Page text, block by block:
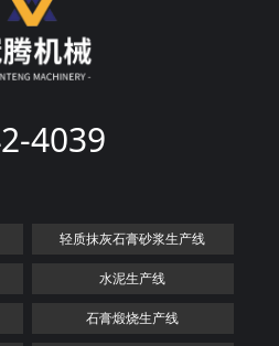
4039
轻质抹灰石膏砂浆生产线
水泥生产线
石膏煅烧生产线